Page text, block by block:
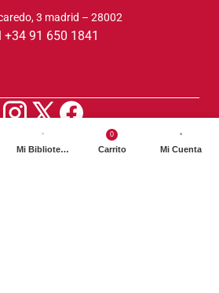
3 madrid – 28002
+34 91 650 1841
Argentina ©️. Todos los derechos
reservados
Mi Biblioteca
0
Carrito Mi Cuenta